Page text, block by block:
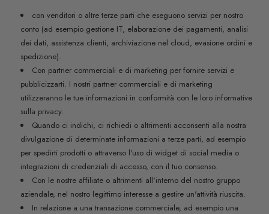
con venditori o altre terze parti che eseguono servizi per nostro
conto (ad esempio gestione IT, elaborazione dei pagamenti, analisi
dei dati, assistenza clienti, archiviazione nel cloud, evasione ordini e
spedizione).
Con partner commerciali e di marketing per fornire servizi e
pubblicizzarti. I nostri partner commerciali e di marketing
utilizzeranno le tue informazioni in conformità con le loro informative
sulla privacy.
Quando ci indichi, ci richiedi o altrimenti acconsenti alla nostra
divulgazione di determinate informazioni a terze parti, ad esempio
per spedirti prodotti o attraverso l'uso di widget di social media o
integrazioni di credenziali di accesso, con il tuo consenso.
Con le nostre affiliate o altrimenti all'interno del nostro gruppo
aziendale, nel nostro legittimo interesse a gestire un'attività riuscita.
In relazione a una transazione commerciale, ad esempio una